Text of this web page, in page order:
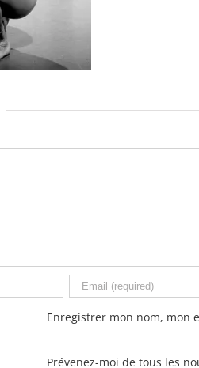
Enregistrer mon nom, mon
Prévenez-moi de tous les